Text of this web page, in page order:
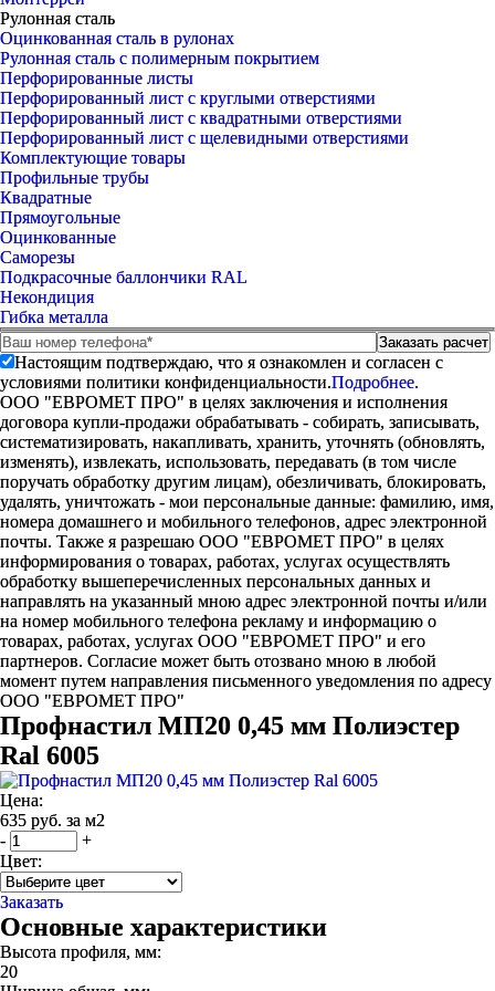
Рулонная сталь
Оцинкованная сталь в рулонах
Рулонная сталь с полимерным покрытием
Перфорированные листы
Перфорированный лист с круглыми отверстиями
Перфорированный лист с квадратными отверстиями
Перфорированный лист с щелевидными отверстиями
Комплектующие товары
Профильные трубы
Квадратные
Прямоугольные
Оцинкованные
Саморезы
Подкрасочные баллончики RAL
Некондиция
Гибка металла
Настоящим подтверждаю, что я ознакомлен и согласен с
условиями политики конфиденциальности.Подробнее.
ООО "ЕВРОМЕТ ПРО" в целях заключения и исполнения
договора купли-продажи обрабатывать - собирать, записывать,
систематизировать, накапливать, хранить, уточнять (обновлять,
изменять), извлекать, использовать, передавать (в том числе
поручать обработку другим лицам), обезличивать, блокировать,
удалять, уничтожать - мои персональные данные: фамилию, имя,
номера домашнего и мобильного телефонов, адрес электронной
почты. Также я разрешаю ООО "ЕВРОМЕТ ПРО" в целях
информирования о товарах, работах, услугах осуществлять
обработку вышеперечисленных персональных данных и
направлять на указанный мною адрес электронной почты и/или
на номер мобильного телефона рекламу и информацию о
товарах, работах, услугах ООО "ЕВРОМЕТ ПРО" и его
партнеров. Согласие может быть отозвано мною в любой
момент путем направления письменного уведомления по адресу
ООО "ЕВРОМЕТ ПРО"
Профнастил МП20 0,45 мм Полиэстер
Ral 6005
Цена:
635 руб. за м2
-
+
Цвет:
Заказать
Основные характеристики
Высота профиля, мм:
20